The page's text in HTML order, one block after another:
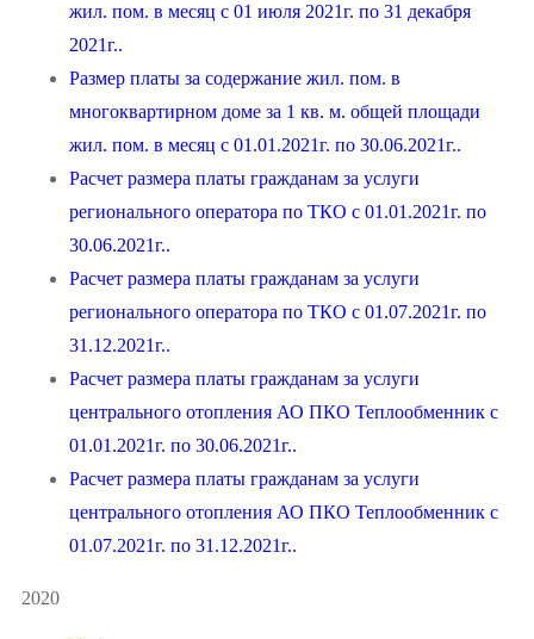
жил. пом. в месяц с 01 июля 2021г. по 31 декабря
2021г..
Размер платы за содержание жил. пом. в
многоквартирном доме за 1 кв. м. общей площади
жил. пом. в месяц с 01.01.2021г. по 30.06.2021г..
Расчет размера платы гражданам за услуги
регионального оператора по ТКО с 01.01.2021г. по
30.06.2021г..
Расчет размера платы гражданам за услуги
регионального оператора по ТКО с 01.07.2021г. по
31.12.2021г..
Расчет размера платы гражданам за услуги
центрального отопления АО ПКО Теплообменник с
01.01.2021г. по 30.06.2021г..
Расчет размера платы гражданам за услуги
центрального отопления АО ПКО Теплообменник с
01.07.2021г. по 31.12.2021г..
2020